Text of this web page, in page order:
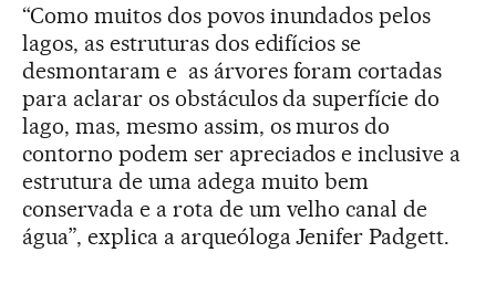
“Como muitos dos povos inundados pelos
lagos, as estruturas dos edifícios se
desmontaram e as árvores foram cortadas
para aclarar os obstáculos da superfície do
lago, mas, mesmo assim, os muros do
contorno podem ser apreciados e inclusive a
estrutura de uma adega muito bem
conservada e a rota de um velho canal de
água”, explica a arqueóloga Jenifer Padgett.